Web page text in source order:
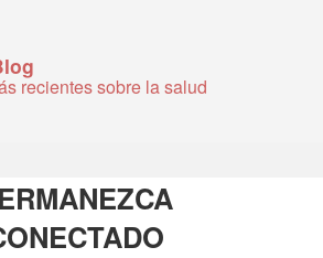
recientes sobre la salud